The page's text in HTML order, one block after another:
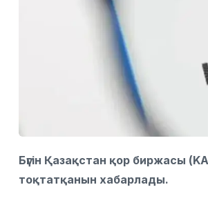
Бүгін Қазақстан қор биржасы
тоқтатқанын хабарлады.